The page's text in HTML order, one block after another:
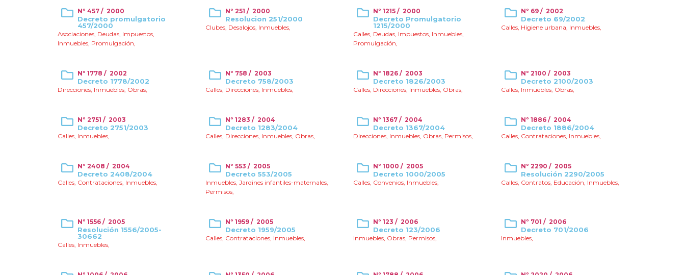
Nº 457 / 2000
Decreto promulgatorio
457/2000
Asociaciones, Deudas, Impuestos,
Inmuebles, Promulgación,
Nº 251 / 2000
Resolucion 251/2000
Clubes, Desalojos, Inmuebles,
Nº 1215 / 2000
Decreto Promulgatorio
1215/2000
Calles, Deudas, Impuestos, Inmuebles,
Promulgación,
Nº 69 / 2002
Decreto 69/2002
Calles, Higiene urbana, Inmuebles,
Nº 1778 / 2002
Decreto 1778/2002
Direcciones, Inmuebles, Obras,
Nº 758 / 2003
Decreto 758/2003
Calles, Direcciones, Inmuebles,
Nº 1826 / 2003
Decreto 1826/2003
Calles, Direcciones, Inmuebles, Obras,
Nº 2100 / 2003
Decreto 2100/2003
Calles, Inmuebles, Obras,
Nº 2751 / 2003
Decreto 2751/2003
Calles, Inmuebles,
Nº 1283 / 2004
Decreto 1283/2004
Calles, Direcciones, Inmuebles, Obras,
Nº 1367 / 2004
Decreto 1367/2004
Direcciones, Inmuebles, Obras, Permisos,
Nº 1886 / 2004
Decreto 1886/2004
Calles, Contrataciones, Inmuebles,
Nº 2408 / 2004
Decreto 2408/2004
Calles, Contrataciones, Inmuebles,
Nº 553 / 2005
Decreto 553/2005
Inmuebles, Jardines infantiles-maternales,
Permisos,
Nº 1000 / 2005
Decreto 1000/2005
Calles, Convenios, Inmuebles,
Nº 2290 / 2005
Resolución 2290/2005
Calles, Contratos, Educación, Inmuebles,
Nº 1556 / 2005
Resolución 1556/2005-
30662
Calles, Inmuebles,
Nº 1959 / 2005
Decreto 1959/2005
Calles, Contrataciones, Inmuebles,
Nº 123 / 2006
Decreto 123/2006
Inmuebles, Obras, Permisos,
Nº 701 / 2006
Decreto 701/2006
Inmuebles,